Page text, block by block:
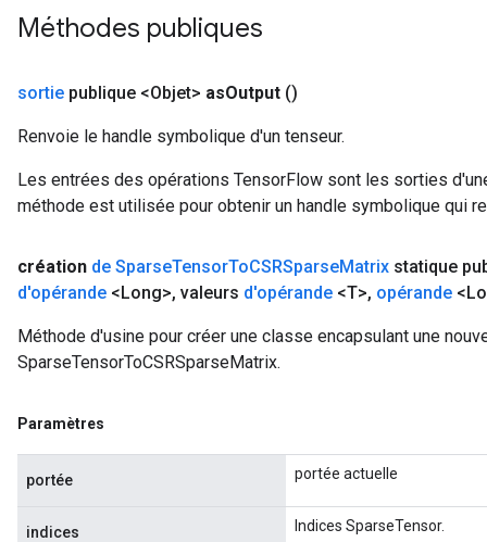
Méthodes publiques
sortie publique <Objet> asOutput ()
Renvoie le handle symbolique d'un tenseur.
Les entrées des opérations TensorFlow sont les sorties
méthode est utilisée pour obtenir un handle symbolique qui
création de SparseTensorToCSRSparseMatrix statique
d'opérande <Long>, valeurs d'opérande <T>, opérande
Méthode d'usine pour créer une classe encapsulant une
SparseTensorToCSRSparseMatrix.
Paramètres
portée portée actuelle
indices Indices SparseTensor.